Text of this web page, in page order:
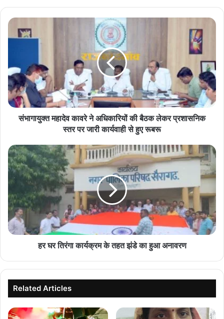
संभागायुक्त
महादेव
अधिकारियों
की
बैठक
लेकर
प्रशासनिक
कार्यवाही
से
हुए
रूबरू
संभागायुक्त महादेव कावरे ने अधिकारियों की बैठक लेकर प्रशासनिक
स्तर पर जारी कार्यवाही से हुए रूबरू
हर
घर
तिरंगा
कार्यक्रम
तहत
झंडे
का
हुआ
हर घर तिरंगा कार्यक्रम के तहत झंडे का हुआ अनावरण
Related Articles